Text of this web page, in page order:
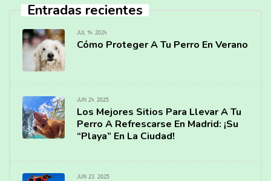
Entradas recientes
JUL 14, 2024
Cómo Proteger A Tu Perro En Verano
JUN 24, 2025
Los Mejores Sitios Para Llevar A Tu
Perro A Refrescarse En Madrid: ¡Su
“Playa” En La Ciudad!
JUN 23, 2025